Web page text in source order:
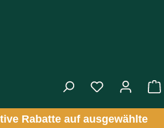
Rabatte auf ausgewählte